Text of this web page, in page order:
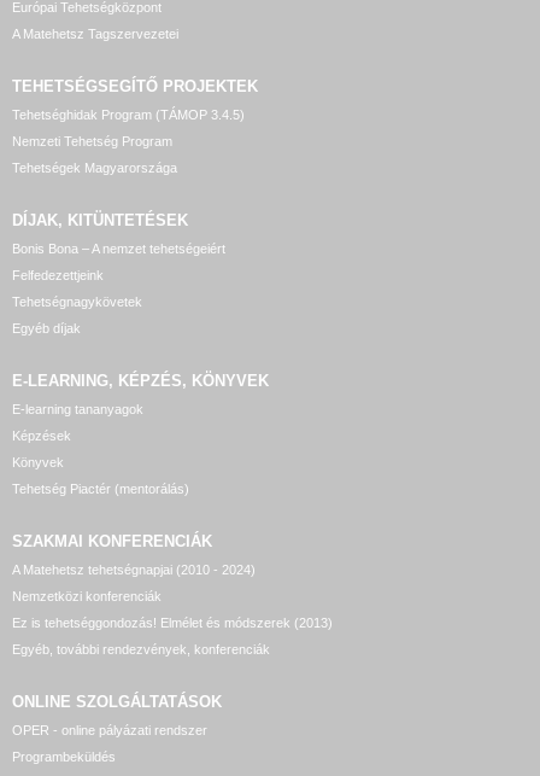
Európai Tehetségközpont
A Matehetsz Tagszervezetei
TEHETSÉGSEGÍTŐ PROJEKTEK
Tehetséghidak Program (TÁMOP 3.4.5)
Nemzeti Tehetség Program
Tehetségek Magyarországa
DÍJAK, KITÜNTETÉSEK
Bonis Bona – A nemzet tehetségeiért
Felfedezettjeink
Tehetségnagykövetek
Egyéb díjak
E-LEARNING, KÉPZÉS, KÖNYVEK
E-learning tananyagok
Képzések
Könyvek
Tehetség Piactér (mentorálás)
SZAKMAI KONFERENCIÁK
A Matehetsz tehetségnapjai (2010 - 2024)
Nemzetközi konferenciák
Ez is tehetséggondozás! Elmélet és módszerek (2013)
Egyéb, további rendezvények, konferenciák
ONLINE SZOLGÁLTATÁSOK
OPER - online pályázati rendszer
Programbeküldés